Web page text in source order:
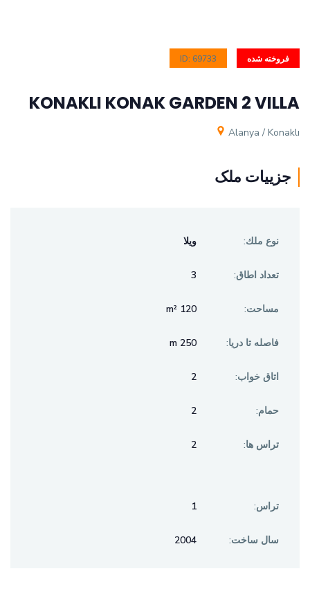
فروخته شده ID: 69733
KONAKLI KONAK GARDEN 2 VILLA
Alanya / Konaklı
جزيیات ملک
نوع ملك: ویلا
تعداد اطاق: 3
مساحت: 120 m²
فاصله تا دريا: 250 m
اتاق خواب: 2
حمام: 2
تراس ها: 2
تراس: 1
سال ساخت: 2004